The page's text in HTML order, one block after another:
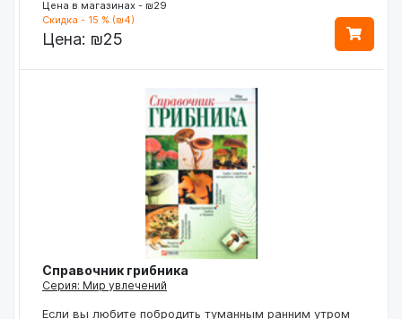
Цена в магазинах - ₪29
Скидка - 15 % (₪4)
Цена: ₪25
Справочник грибника
Серия: Мир увлечений
Если вы любите побродить туманным ранним утром